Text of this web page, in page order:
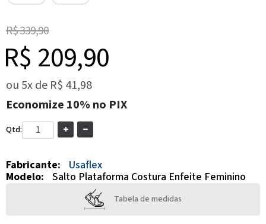
R$ 339,90
R$ 209,90
ou 5xde R$ 41,98
Economize 10% no PIX
Qtd:
Fabricante:
Usaflex
Modelo: Salto Plataforma Costura Enfeite Feminino
Tabela de medidas